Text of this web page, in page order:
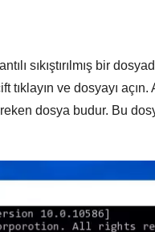
sıkıştırılmış bir
tıklayın ve dosyayı
dosya budur. Bu